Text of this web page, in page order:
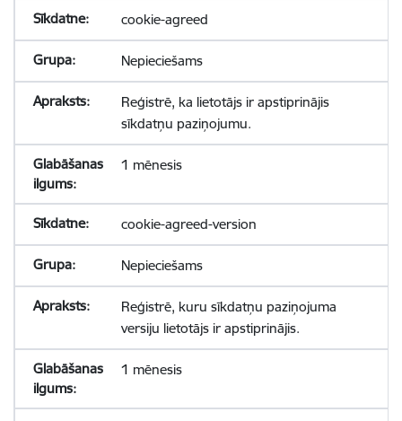
cookie-agreed
Nepieciešams
Reģistrē, ka lietotājs ir apstiprinājis
sīkdatņu paziņojumu.
1 mēnesis
cookie-agreed-version
Nepieciešams
Reģistrē, kuru sīkdatņu paziņojuma
versiju lietotājs ir apstiprinājis.
1 mēnesis